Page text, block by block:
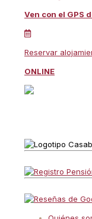
Ven con el GPS
Reservar
ONLINE